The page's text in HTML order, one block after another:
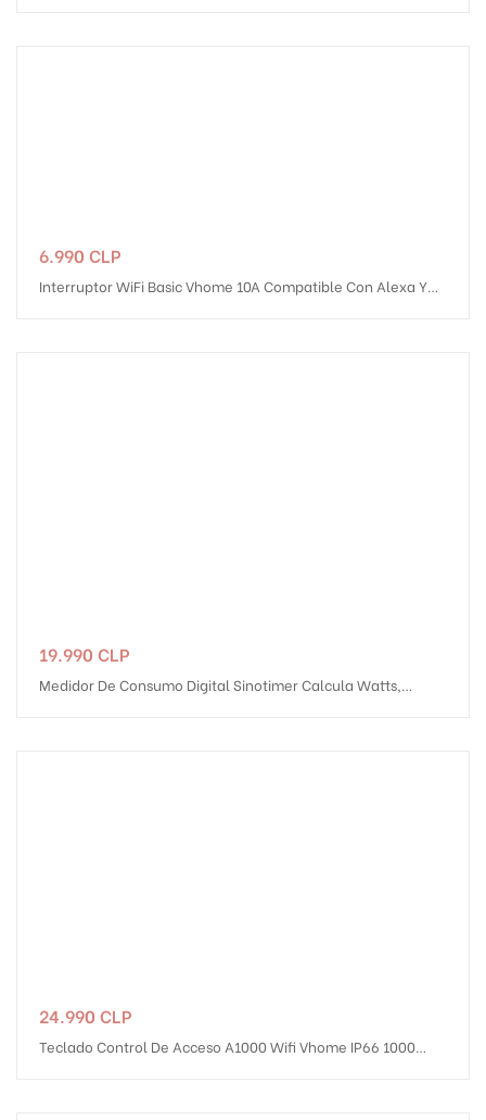
Precio
6.990 CLP
Interruptor WiFi Basic Vhome 10A Compatible Con Alexa Y
Precio
19.990 CLP
Medidor De Consumo Digital Sinotimer Calcula Watts,
Precio
24.990 CLP
Teclado Control De Acceso A1000 Wifi Vhome IP66 1000